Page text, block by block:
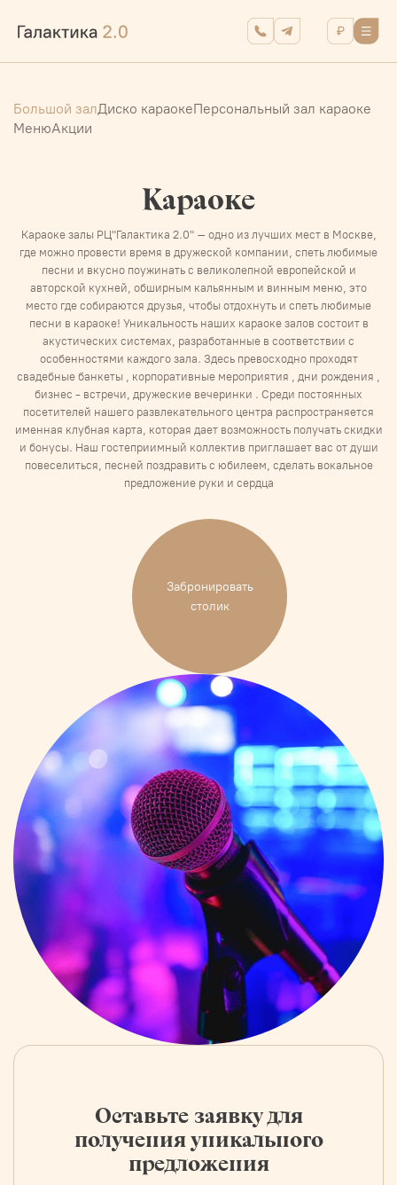
Большой залДиско караокеПерсональный зал караоке
МенюАкции
Караоке
Караоке залы РЦ"Галактика 2.0" – одно из лучших мест в Москве,
где можно провести время в дружеской компании, спеть любимые
песни и вкусно поужинать с великолепной европейской и
авторской кухней, обширным кальянным и винным меню, это
место где собираются друзья, чтобы отдохнуть и спеть любимые
песни в караоке! Уникальность наших караоке залов состоит в
акустических системах, разработанные в соответствии с
особенностями каждого зала. Здесь превосходно проходят
свадебные банкеты , корпоративные мероприятия , дни рождения ,
бизнес - встречи, дружеские вечеринки . Среди постоянных
посетителей нашего развлекательного центра распространяется
именная клубная карта, которая дает возможность получать скидки
и бонусы. Наш гостеприимный коллектив приглашает вас от души
повеселиться, песней поздравить с юбилеем, сделать вокальное
предложение руки и сердца
Забронировать
столик
Оставьте заявку для
получения уникального
предложения